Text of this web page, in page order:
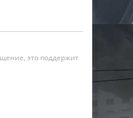
это поддержит